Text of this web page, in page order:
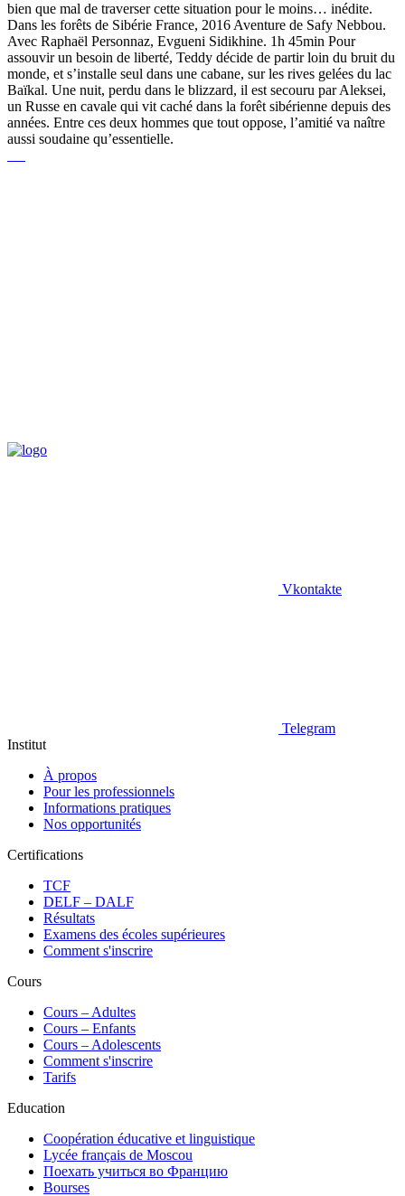
bien que mal de traverser cette situation pour le moins… inédite.
Dans les forêts de Sibérie France, 2016 Aventure de Safy Nebbou.
Avec Raphaël Personnaz, Evgueni Sidikhine. 1h 45min Pour
assouvir un besoin de liberté, Teddy décide de partir loin du bruit du
monde, et s’installe seul dans une cabane, sur les rives gelées du lac
Baïkal. Une nuit, perdu dans le blizzard, il est secouru par Aleksei,
un Russe en cavale qui vit caché dans la forêt sibérienne depuis des
années. Entre ces deux hommes que tout oppose, l’amitié va naître
aussi soudaine qu’essentielle.
Vkontakte
Telegram
Institut
À propos
Pour les professionnels
Informations pratiques
Nos opportunités
Certifications
TCF
DELF – DALF
Résultats
Examens des écoles supérieures
Comment s'inscrire
Cours
Сours – Adultes
Cours – Enfants
Cours – Adolescents
Comment s'inscrire
Tarifs
Education
Coopération éducative et linguistique
Lycée français de Moscou
Поехать учиться во Францию
Bourses